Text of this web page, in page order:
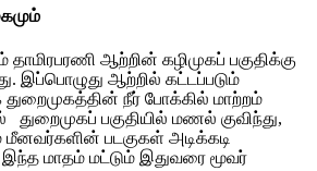
ஆற்றின் கழிமுகப் பகுதிக்கு
இப்பொழுது ஆற்றில் கட்டப்படும்
நீர் போக்கில் மாற்றம்
பகுதியில் மணல் குவிந்து,
மீனவர்களின் படகுகள் அடிக்கடி
இந்த மாதம் மட்டும் இதுவரை மூவர்